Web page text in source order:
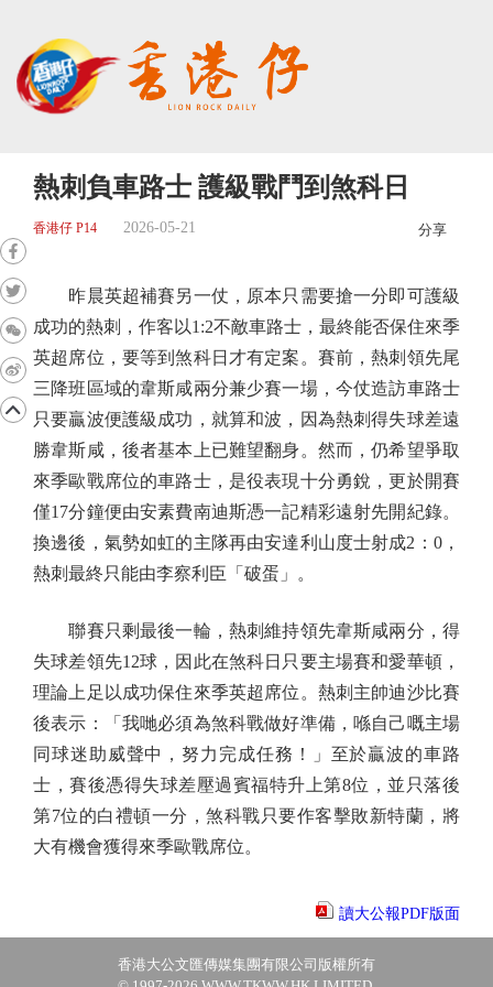
熱刺負車路士 護級戰鬥到煞科日
香港仔 P14 2026-05-21 分享
昨晨英超補賽另一仗，原本只需要搶一分即可護級
成功的熱刺，作客以1:2不敵車路士，最終能否保住來季
英超席位，要等到煞科日才有定案。賽前，熱刺領先尾
三降班區域的韋斯咸兩分兼少賽一場，今仗造訪車路士
只要贏波便護級成功，就算和波，因為熱刺得失球差遠
勝韋斯咸，後者基本上已難望翻身。然而，仍希望爭取
來季歐戰席位的車路士，是役表現十分勇銳，更於開賽
僅17分鐘便由安素費南迪斯憑一記精彩遠射先開紀錄。
換邊後，氣勢如虹的主隊再由安達利山度士射成2：0，
熱刺最終只能由李察利臣「破蛋」。
聯賽只剩最後一輪，熱刺維持領先韋斯咸兩分，得
失球差領先12球，因此在煞科日只要主場賽和愛華頓，
理論上足以成功保住來季英超席位。熱刺主帥迪沙比賽
後表示：「我哋必須為煞科戰做好準備，喺自己嘅主場
同球迷助威聲中，努力完成任務！」至於贏波的車路
士，賽後憑得失球差壓過賓福特升上第8位，並只落後
第7位的白禮頓一分，煞科戰只要作客擊敗新特蘭，將
大有機會獲得來季歐戰席位。
讀大公報PDF版面
香港大公文匯傳媒集團有限公司版權所有